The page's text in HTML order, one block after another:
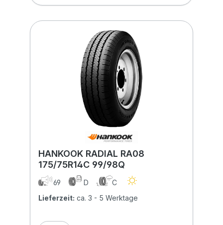
HANKOOK RADIAL RA08
175/75R14C 99/98Q
69 D
C
Lieferzeit: ca. 3 - 5 Werktage